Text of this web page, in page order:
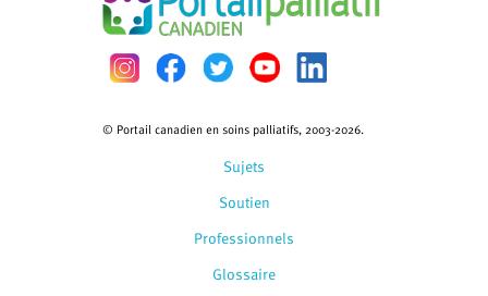
Sujets
Soutien
Professionnels
Glossaire
© Portail canadien en soins palliatifs, 2003-2026.